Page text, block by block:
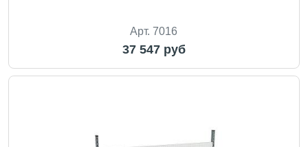
Арт. 7016
37 547 руб